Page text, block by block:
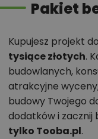
Pakiet
Kupujesz projekt
tysiące złotych.
budowlanych,
atrakcyjne
budowy Twojego
dodatków i zacznij
tylko Tooba.pl.